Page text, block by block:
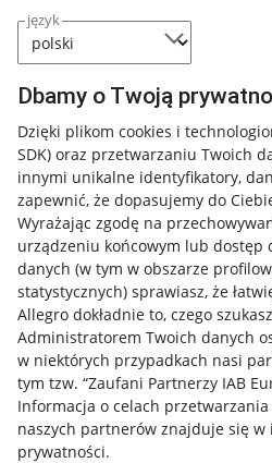
język
Dbamy o Twoją
Dzięki plikom cookies i
SDK) oraz przetwarzaniu Twoich
innymi unikalne identyfikatory,
zapewnić, że dopasujemy do
Wyrażając zgodę na
urządzeniu końcowym lub
danych (w tym w obszarze
statystycznych) sprawiasz, że
Allegro dokładnie to, czego
Administratorem Twoich danych
w niektórych przypadkach nasi
tym tzw. “Zaufani Partnerzy IAB
Informacja o celach
naszych partnerów znajduje się
prywatności.
Przydatne informacje
Jak to działa
Napisz do nas
Allegro Gadane dla sprzedających
Allegro Gadane dla kupujących
Mapa miejscowości
Informacje prawne
Regulamin